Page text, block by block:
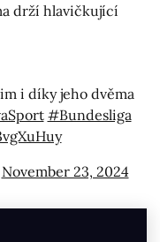
drží hlavičkující
i díky jeho dvěma
#Bundesliga
November 23, 2024